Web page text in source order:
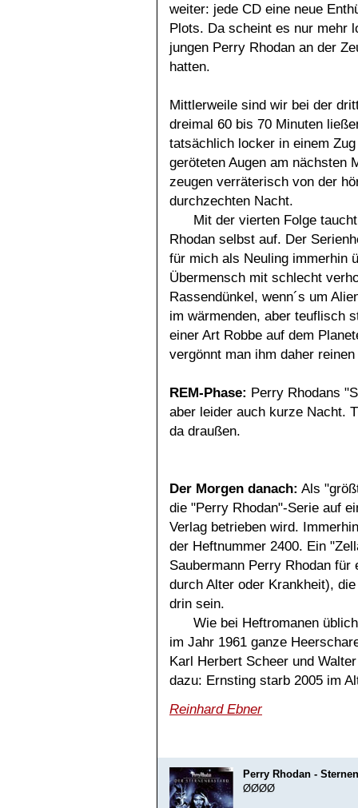
weiter: jede CD eine neue
Plots. Da scheint es nur mehr
jungen Perry Rhodan an der
hatten.
Mittlerweile sind wir bei der
dreimal 60 bis 70 Minuten
tatsächlich locker in einem
geröteten Augen am nächsten
zeugen verräterisch von der
durchzechten Nacht.
Mit der vierten Folge
Rhodan selbst auf. Der
für mich als Neuling immerhin
Übermensch mit schlecht
Rassendünkel, wenn´s um
im wärmenden, aber teuflisch
einer Art Robbe auf dem
vergönnt man ihm daher
REM-Phase: Perry Rhodans
aber leider auch kurze Nacht.
da draußen.
Der Morgen danach: Als
die "Perry Rhodan"-Serie auf
Verlag betrieben wird.
der Heftnummer 2400. Ein
Saubermann Perry Rhodan
durch Alter oder Krankheit),
drin sein.
Wie bei Heftromanen
im Jahr 1961 ganze
Karl Herbert Scheer und
dazu: Ernsting starb 2005 im
Reinhard Ebner
Perry Rhodan -
ØØØØ